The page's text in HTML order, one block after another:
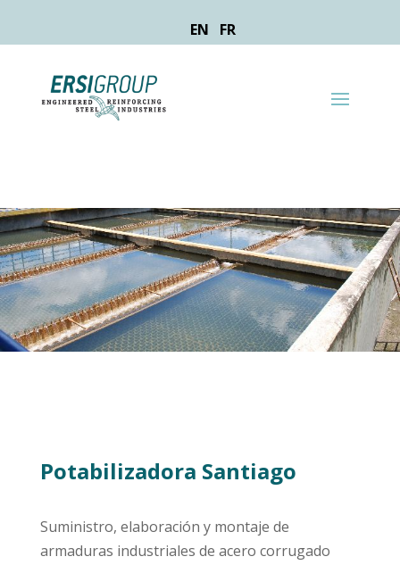
EN FR
Potabilizadora Santiago
Suministro, elaboración y montaje de
armaduras industriales de acero corrugado